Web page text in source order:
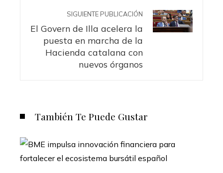
SIGUIENTE PUBLICACIÓN
El Govern de Illa acelera la
puesta en marcha de la
Hacienda catalana con
nuevos órganos
También Te Puede Gustar